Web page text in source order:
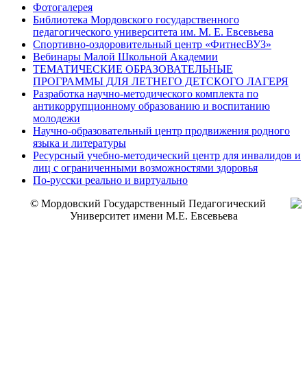
Фотогалерея
Библиотека Мордовского государственного
педагогического университета им. М. Е. Евсевьева
Спортивно-оздоровительный центр «ФитнесВУЗ»
Вебинары Малой Школьной Академии
ТЕМАТИЧЕСКИЕ ОБРАЗОВАТЕЛЬНЫЕ
ПРОГРАММЫ ДЛЯ ЛЕТНЕГО ДЕТСКОГО ЛАГЕРЯ
Разработка научно-методического комплекта по
антикоррупционному образованию и воспитанию
молодежи
Научно-образовательный центр продвижения родного
языка и литературы
Ресурсный учебно-методический центр для инвалидов и
лиц с ограниченными возможностями здоровья
По-русски реально и виртуально
© Мордовский Государственный Педагогический
Университет имени М.Е. Евсевьева